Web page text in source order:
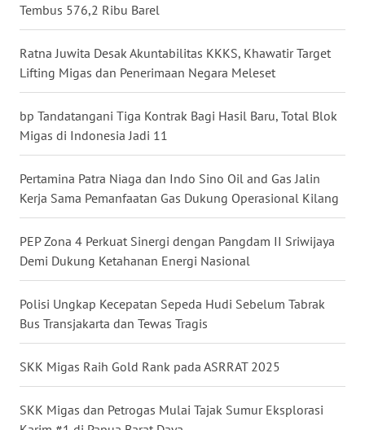
Tembus 576,2 Ribu Barel
Ratna Juwita Desak Akuntabilitas KKKS, Khawatir Target
Lifting Migas dan Penerimaan Negara Meleset
bp Tandatangani Tiga Kontrak Bagi Hasil Baru, Total Blok
Migas di Indonesia Jadi 11
Pertamina Patra Niaga dan Indo Sino Oil and Gas Jalin
Kerja Sama Pemanfaatan Gas Dukung Operasional Kilang
PEP Zona 4 Perkuat Sinergi dengan Pangdam II Sriwijaya
Demi Dukung Ketahanan Energi Nasional
Polisi Ungkap Kecepatan Sepeda Hudi Sebelum Tabrak
Bus Transjakarta dan Tewas Tragis
SKK Migas Raih Gold Rank pada ASRRAT 2025
SKK Migas dan Petrogas Mulai Tajak Sumur Eksplorasi
WN
KALTENG
WN
KALTARA
WN
KALSEL
WN
SULUT